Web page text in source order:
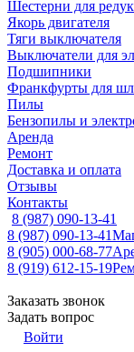
Шестерни для
Якорь двигателя
Тяги выключателя
Выключатели для
Подшипники
Франкфурты для
Пилы
Бензопилы и
Аренда
Ремонт
Доставка и оплата
Отзывы
Контакты
8 (987) 090-13-41
8 (987) 090-13-41
8 (905) 000-68-77
8 (919) 612-15-19
Заказать звонок
Задать вопрос
Войти